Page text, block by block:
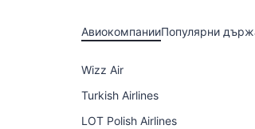
АвиокомпанииПопулярни
Wizz Air
Turkish Airlines
LOT Polish Airlines